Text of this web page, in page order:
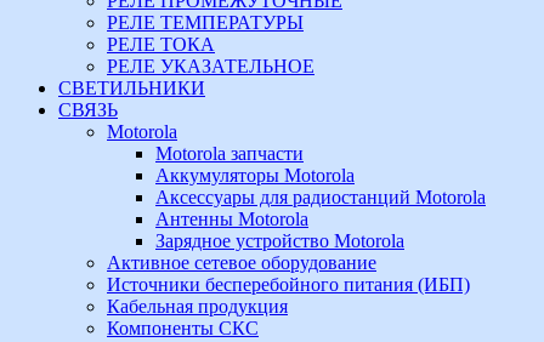
РЕЛЕ ТЕМПЕРАТУРЫ
РЕЛЕ ТОКА
РЕЛЕ УКАЗАТЕЛЬНОЕ
СВЕТИЛЬНИКИ
СВЯЗЬ
Motorola
Motorola запчасти
Аккумуляторы Motorola
Аксессуары для радиостанций Motorola
Антенны Motorola
Зарядное устройство Motorola
Активное сетевое оборудование
Источники бесперебойного питания (ИБП)
Кабельная продукция
Компоненты СКС